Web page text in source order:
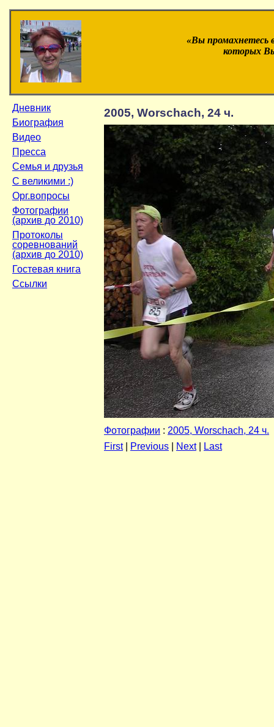
«Вы промахнетесь
которых
Дневник
Биография
Видео
Пресса
Семья и друзья
С великими :)
Орг.вопросы
Фотографии
(архив до 2010)
Протоколы
соревнований
(архив до 2010)
Гостевая книга
Ссылки
2005, Worschach, 24 ч.
Фотографии : 2005, Worschach, 24 ч.
First| Previous Next| Last